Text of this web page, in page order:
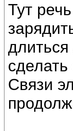
Тут
Связи